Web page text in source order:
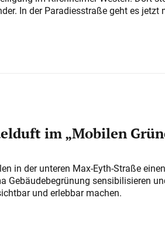
In der Paradiesstraße geht es jetzt
im „Mobilen
in der unteren Max-Eyth-Straße
Gebäudebegrünung sensibilisieren
und erlebbar machen.